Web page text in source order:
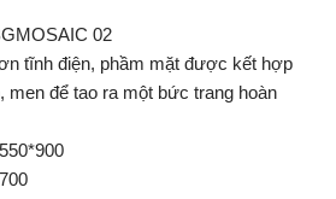
02
tĩnh điện, phầm mặt được kết hợp
để tao ra một bức trang hoàn